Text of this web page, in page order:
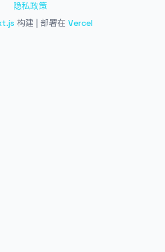
隐私政策
构建 | 部署在 Vercel